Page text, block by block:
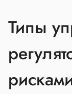
Типы